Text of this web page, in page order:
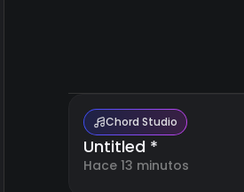
Chord Studio
Untitled *
Hace 13 minutos